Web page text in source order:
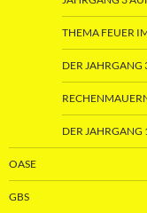
THEMA FEUER
DER JAHRGANG
DER
OASE
GBS